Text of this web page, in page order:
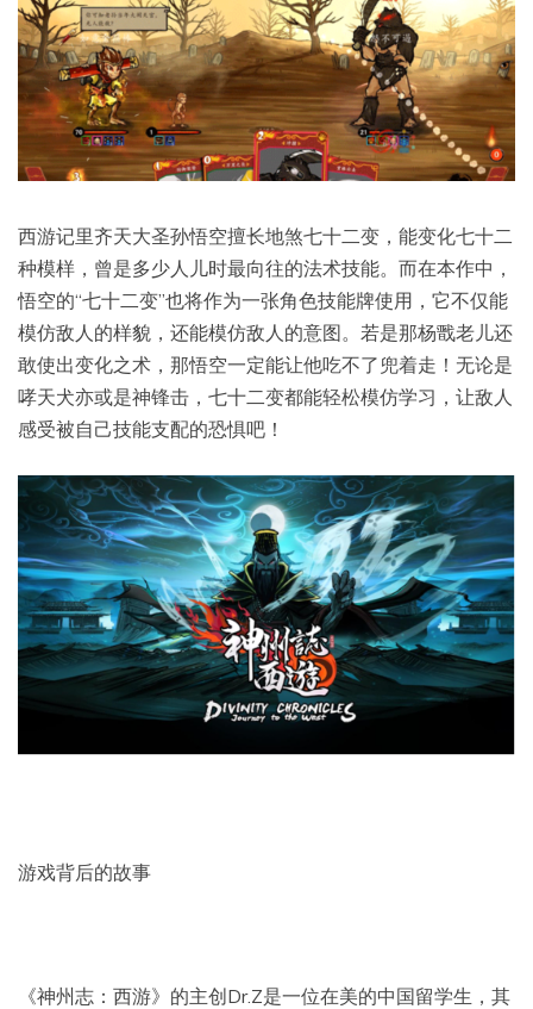
西游记里齐天大圣孙悟空擅长地煞七十二变，能变化七十二
种模样，曾是多少人儿时最向往的法术技能。而在本作中，
悟空的“七十二变”也将作为一张角色技能牌使用，它不仅能
模仿敌人的样貌，还能模仿敌人的意图。若是那杨戬老儿还
敢使出变化之术，那悟空一定能让他吃不了兜着走！无论是
哮天犬亦或是神锋击，七十二变都能轻松模仿学习，让敌人
感受被自己技能支配的恐惧吧！
游戏背后的故事
《神州志：西游》的主创Dr.Z是一位在美的中国留学生，其